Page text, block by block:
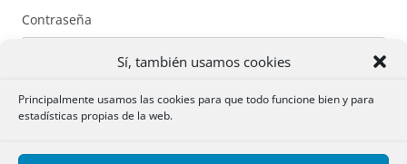
Sí, también usamos cookies
Principalmente usamos las cookies para que todo funcione bien y para
estadísticas propias de la web.
Contraseña